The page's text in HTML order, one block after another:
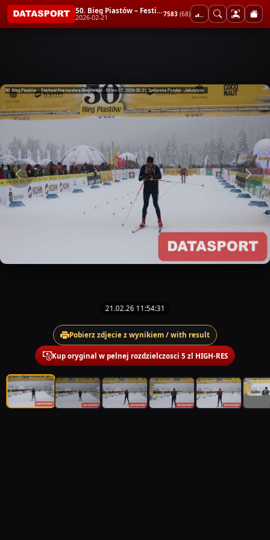
50. Bieg Piastów – Festiwal Narciarstwa Biegowego - 50 km CT
2026-02-21 7583 (68)
21.02.26 11:54:31
Pobierz zdjecie z wynikiem / with result
Kup oryginal w pelnej rozdzielczosci 5 zl HIGH-RES